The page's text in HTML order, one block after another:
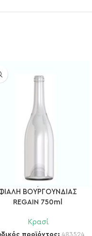
ΒΟΥΡΓΟΥΝΔΙΑΣ
REGAIN 750ml
Κρασί
προϊόντος: 483524